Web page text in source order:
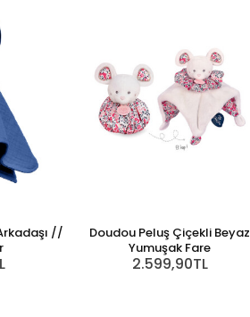
//
Doudou Peluş Çiçekli Beyaz
Yumuşak Fare
2.599,90TL